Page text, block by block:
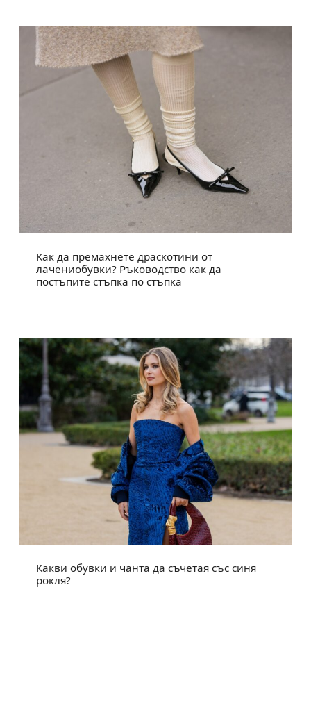
Как да премахнете драскотини от
лачениобувки? Ръководство как да
постъпите стъпка по стъпка
Какви обувки и чанта да съчетая със синя
рокля?